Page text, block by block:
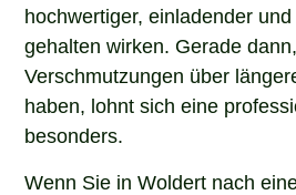
hochwertiger, einladender
gehalten wirken. Gerade
Verschmutzungen über
haben, lohnt sich eine
besonders.
Wenn Sie in Woldert nach